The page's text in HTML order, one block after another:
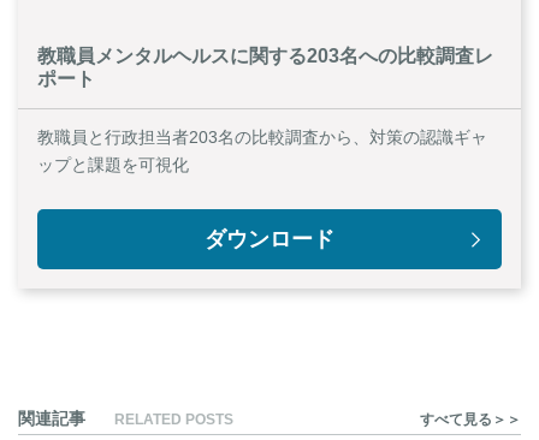
教職員メンタルヘルスに関する203名への比較調査レ
ポート
教職員と行政担当者203名の比較調査から、対策の認識ギャ
ップと課題を可視化
ダウンロード
関連記事 RELATED POSTS すべて見る＞＞